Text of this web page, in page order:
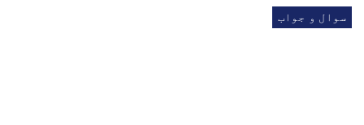
سوال و جواب